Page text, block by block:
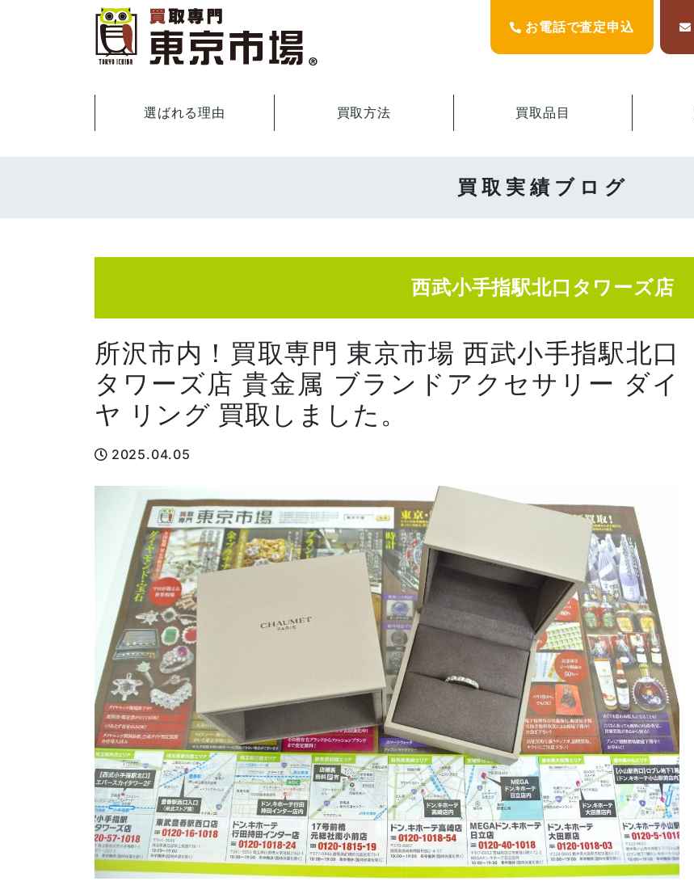
お電話で査定申込
選ばれる理由 買取方法 買取品目
買取実績ブログ
西武小手指駅北口タワーズ店
所沢市内！買取専門 東京市場 西武小手指駅北口
タワーズ店 貴金属 ブランドアクセサリー ダイ
ヤ リング 買取しました。
2025.04.05